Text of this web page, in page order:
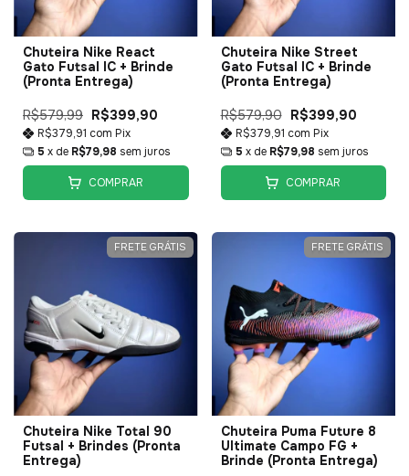
Chuteira Nike React
Gato Futsal IC + Brinde
(Pronta Entrega)
R$579,99 R$399,90
R$379,91 com Pix
5 x de R$79,98 sem juros
COMPRAR
Chuteira Nike Street
Gato Futsal IC + Brinde
(Pronta Entrega)
R$579,90 R$399,90
R$379,91 com Pix
5 x de R$79,98 sem juros
COMPRAR
FRETE GRÁTIS
Chuteira Nike Total 90
Futsal + Brindes (Pronta
Entrega)
FRETE GRÁTIS
Chuteira Puma Future 8
Ultimate Campo FG +
Brinde (Pronta Entrega)